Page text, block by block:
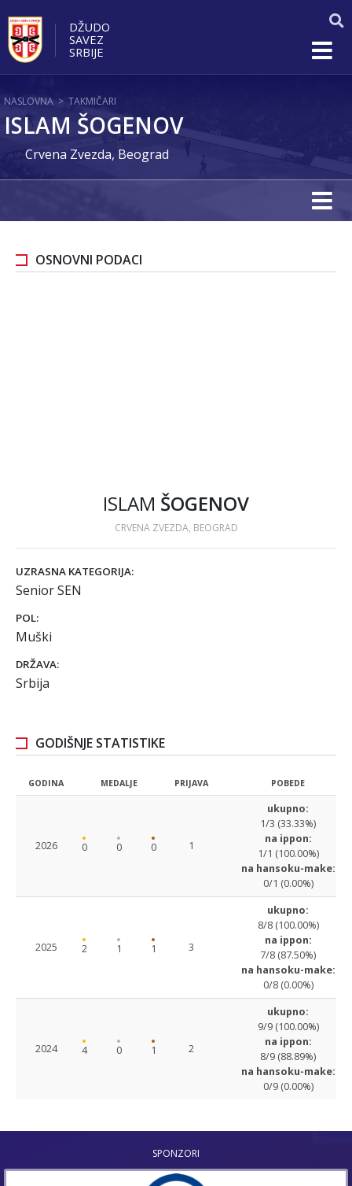
DŽUDO
SAVEZ
SRBIJE
NASLOVNA > TAKMIČARI
ISLAM ŠOGENOV
Crvena Zvezda, Beograd
OSNOVNI PODACI
ISLAM ŠOGENOV
CRVENA ZVEZDA, BEOGRAD
UZRASNA KATEGORIJA:
Senior SEN
POL:
Muški
DRŽAVA:
Srbija
GODIŠNJE STATISTIKE
GODINA MEDALJE PRIJAVA POBEDE
2026 0 0 0 1
ukupno:
1/3 (33.33%)
na ippon:
1/1 (100.00%)
na hansoku-make:
0/1 (0.00%)
2025 2 1 1 3
ukupno:
8/8 (100.00%)
na ippon:
7/8 (87.50%)
na hansoku-make:
0/8 (0.00%)
2024 4 0 1 2
ukupno:
9/9 (100.00%)
na ippon:
8/9 (88.89%)
na hansoku-make:
0/9 (0.00%)
SPONZORI